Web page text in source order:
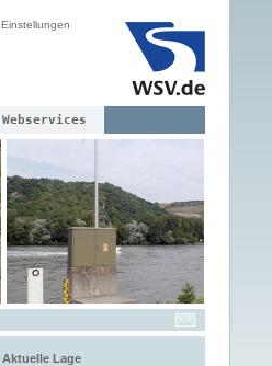
Einstellungen
Webservices
Aktuelle Lage